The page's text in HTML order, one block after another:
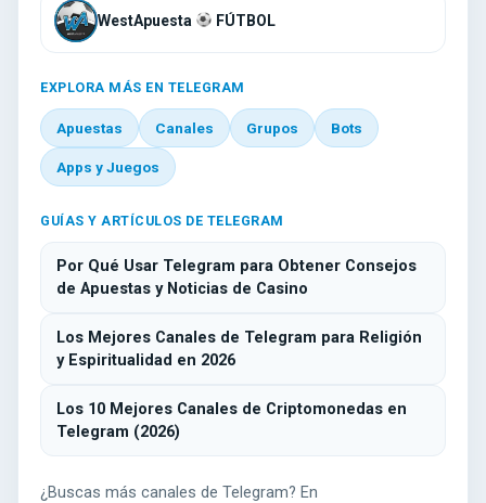
WestApuesta FÚTBOL
EXPLORA MÁS EN TELEGRAM
Apuestas Canales Grupos Bots
Apps y Juegos
GUÍAS Y ARTÍCULOS DE TELEGRAM
Por Qué Usar Telegram para Obtener Consejos
de Apuestas y Noticias de Casino
Los Mejores Canales de Telegram para Religión
y Espiritualidad en 2026
Los 10 Mejores Canales de Criptomonedas en
Telegram (2026)
¿Buscas más canales de Telegram? En